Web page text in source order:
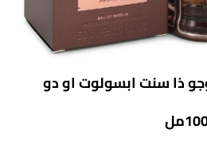
ذا سنت ابسولوت او دو